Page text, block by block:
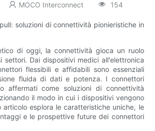
MOCO Interconnect 154
soluzioni di connettività pionieristiche in
di oggi, la connettività gioca un ruolo
settori. Dai dispositivi medici all'elettronica
flessibili e affidabili sono essenziali
fluida di dati e potenza. I connettori
affermati come soluzioni di connettività
il modo in cui i dispositivi vengono
articolo esplora le caratteristiche uniche, le
e le prospettive future dei connettori